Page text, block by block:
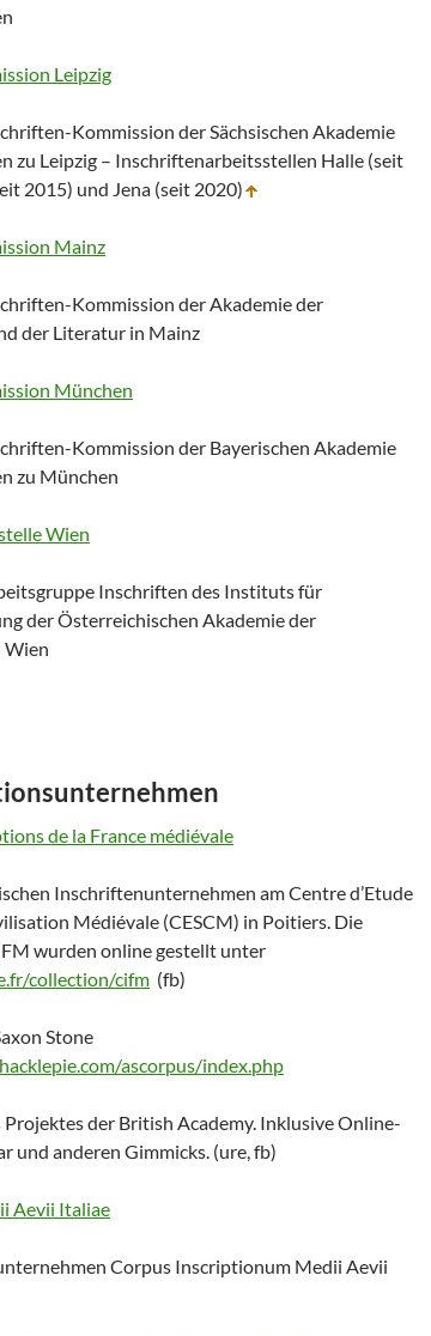
Leipzig
Kommission der Sächsischen Akademie
zu Leipzig – Inschriftenarbeitsstellen Halle (seit
2015) und Jena (seit 2020)
Mainz
Kommission der Akademie der
der Literatur in Mainz
München
Kommission der Bayerischen Akademie
zu München
Wien
Inschriften des Instituts für
der Österreichischen Akademie der
Wien
de la France médiévale
Inschriftenunternehmen am Centre d’Etude
Médiévale (CESCM) in Poitiers. Die
wurden online gestellt unter
collection/cifm (fb)
Stone
ascorpus/index.php
Projektes der British Academy. Inklusive Online-
und anderen Gimmicks. (ure, fb)
Aevii Italiae
Corpus Inscriptionum Medii Aevii